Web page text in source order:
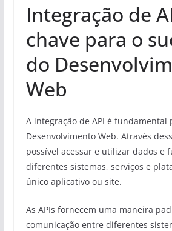
Integração de
chave para o
do
Web
A integração de API é fundamental
Desenvolvimento Web. Através
possível acessar e utilizar dados e
diferentes sistemas, serviços e
único aplicativo ou site.
As APIs fornecem uma maneira
comunicação entre diferentes